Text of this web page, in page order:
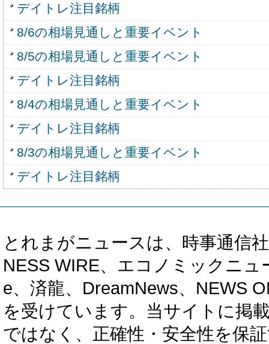
デイトレ注目銘柄
8/6の相場見通しと重要イベント
8/5の相場見通しと重要イベント
デイトレ注目銘柄
8/4の相場見通しと重要イベント
デイトレ注目銘柄
8/3の相場見通しと重要イベント
デイトレ注目銘柄
とれまがニュースは、時事通信
NESS WIRE、エコノミックニ
e、済龍、DreamNews、NEWS
を受けています。当サイトに掲
ではなく、正確性・安全性を保